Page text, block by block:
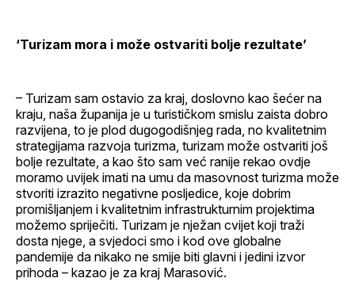
‘Turizam mora i može ostvariti bolje rezultate’
– Turizam sam ostavio za kraj, doslovno kao šećer na
kraju, naša županija je u turističkom smislu zaista dobro
razvijena, to je plod dugogodišnjeg rada, no kvalitetnim
strategijama razvoja turizma, turizam može ostvariti još
bolje rezultate, a kao što sam već ranije rekao ovdje
moramo uvijek imati na umu da masovnost turizma može
stvoriti izrazito negativne posljedice, koje dobrim
promišljanjem i kvalitetnim infrastrukturnim projektima
možemo spriječiti. Turizam je nježan cvijet koji traži
dosta njege, a svjedoci smo i kod ove globalne
pandemije da nikako ne smije biti glavni i jedini izvor
prihoda – kazao je za kraj Marasović.